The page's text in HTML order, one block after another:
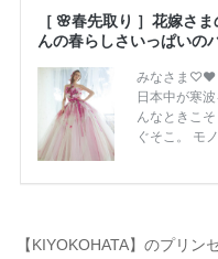
【KIYOKOHATA】のプリ